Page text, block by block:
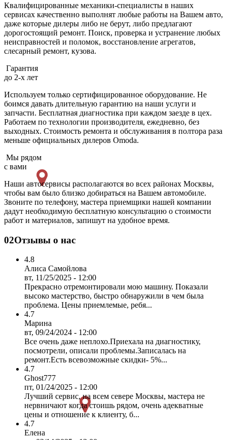
Квалифицированные механики-специалисты в наших
сервисах качественно выполнят любые работы на Вашем авто,
даже которые дилеры либо не берут, либо предлагают
дорогостоящий ремонт. Поиск, проверка и устранение любых
неисправностей и поломок, восстановление агрегатов,
слесарный ремонт, кузова.
Гарантия
до 2-х лет
Используем только сертифицированное оборудование. Не
боимся давать длительную гарантию на наши услуги и
запчасти. Бесплатная диагностика при каждом заезде в цех.
Работаем по технологии производителя, ежедневно, без
выходных. Cтоимость ремонта и обслуживания в полтора раза
меньше официальных дилеров Omoda.
Мы рядом
с вами
Наши автосервисы располагаются во всех районах Москвы,
чтобы вам было близко добираться на Вашем автомобиле.
Звоните по телефону, мастера приемщики нашей компании
дадут необходимую бесплатную консультацию о стоимости
работ и материалов, запишут на удобное время.
02Отзывы о нас
4.8
Алиса Самойлова
вт, 11/25/2025 - 12:00
Прекрасно отремонтировали мою машину. Показали
высоко мастерство, быстро обнаружили в чем была
проблема. Цены приемлемые, ребя...
4.7
Марина
вт, 09/24/2024 - 12:00
Все очень даже неплохо.Приехала на диагностику,
посмотрели, описали проблемы.Записалась на
ремонт.Есть всевозможные скидки- 5%...
4.7
Ghost777
пт, 01/24/2025 - 12:00
Лучший сервис, на всем севере Москвы, мастера не
нервничают когда стоишь рядом, очень адекватные
цены и отношение к клиенту, б...
4.7
Елена